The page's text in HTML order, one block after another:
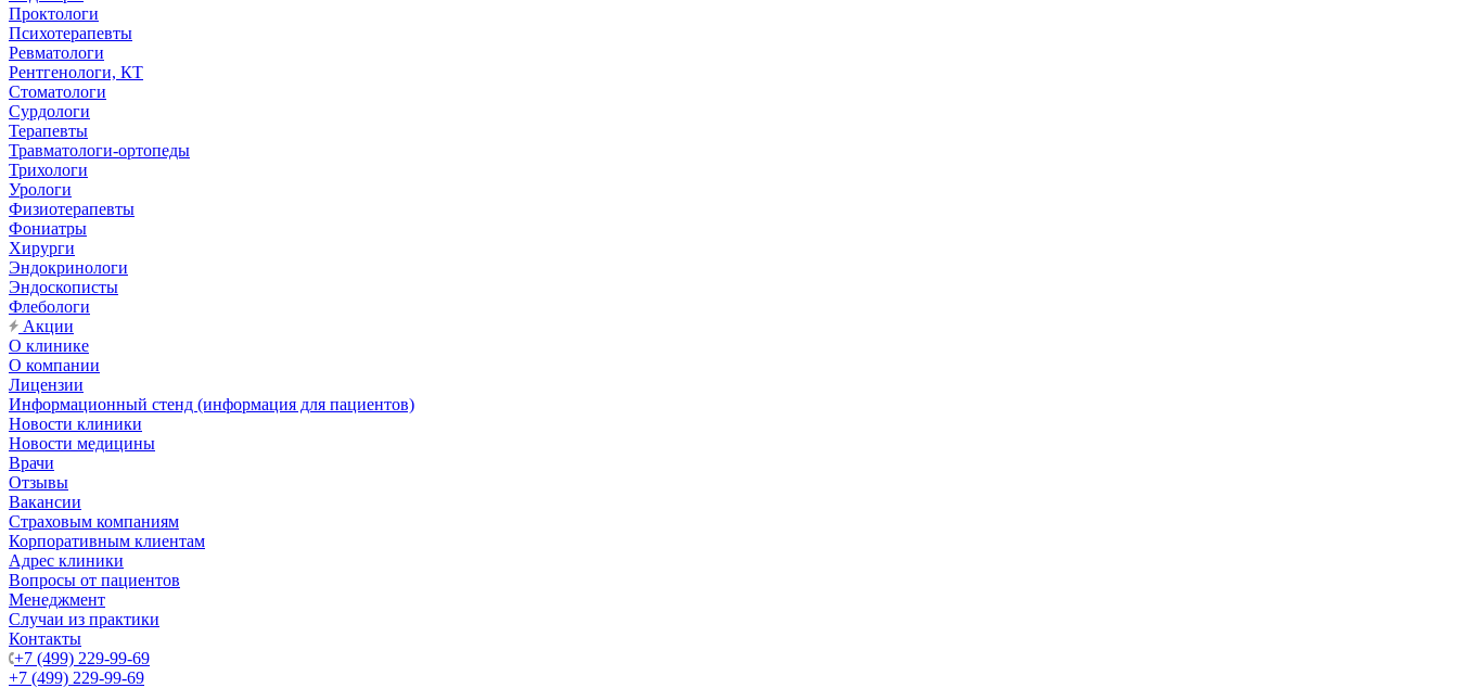
Проктологи
Психотерапевты
Ревматологи
Рентгенологи, КТ
Стоматологи
Сурдологи
Терапевты
Травматологи-ортопеды
Трихологи
Урологи
Физиотерапевты
Фониатры
Хирурги
Эндокринологи
Эндоскописты
Флебологи
Акции
О клинике
О компании
Лицензии
Информационный стенд (информация для пациентов)
Новости клиники
Новости медицины
Врачи
Отзывы
Вакансии
Страховым компаниям
Корпоративным клиентам
Адрес клиники
Вопросы от пациентов
Менеджмент
Случаи из практики
Контакты
+7 (499) 229-99-69
+7 (499) 229-99-69